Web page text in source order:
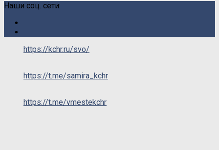
Наши соц. сети:
https://kchr.ru/svo/
https://t.me/samira_kchr
https://t.me/vmestekchr